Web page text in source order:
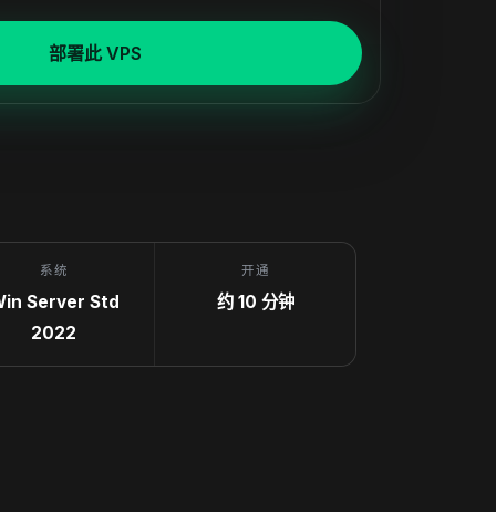
部署此 VPS
系统
Server Std
2022
开通
约 10 分钟